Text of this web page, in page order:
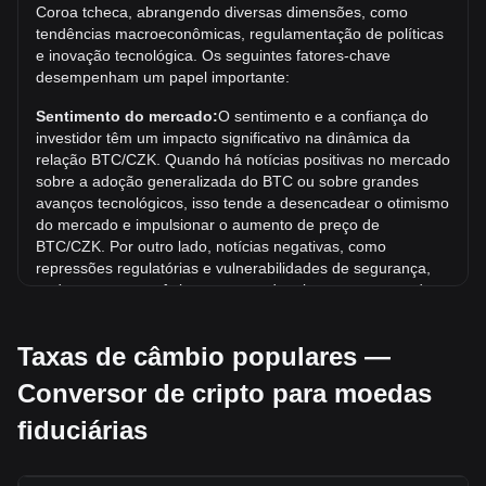
histórica atual.
Qual é a tendência de preço de em CZK?
Nos últimos 7 dias, a taxa de câmbio de Bitcoin (BTC) subiu
4.19%. No último mês, a taxa de câmbio de Bitcoin (BTC)
subiu 2.82% em relação a Coroa tcheca (CZK).
Coroa tcheca, abrangendo diversas dimensões, como
tendências macroeconômicas, regulamentação de políticas
e inovação tecnológica. Os seguintes fatores-chave
desempenham um papel importante:
Sentimento do mercado:O sentimento e a confiança do
investidor têm um impacto significativo na dinâmica da
relação BTC/CZK. Quando há notícias positivas no mercado
sobre a adoção generalizada do BTC ou sobre grandes
avanços tecnológicos, isso tende a desencadear o otimismo
do mercado e impulsionar o aumento de preço de
BTC/CZK. Por outro lado, notícias negativas, como
repressões regulatórias e vulnerabilidades de segurança,
podem provocar pânico no mercado e levar a uma queda
Ambiente regulatório:As políticas e regulamentações
governamentais relacionadas às criptomoedas têm um
impacto direto sobre sua aceitação, o que, por sua vez,
como o dólar americano. Regulamentações claras e
Taxas de câmbio populares —
Conversor de cripto para moedas
fiduciárias